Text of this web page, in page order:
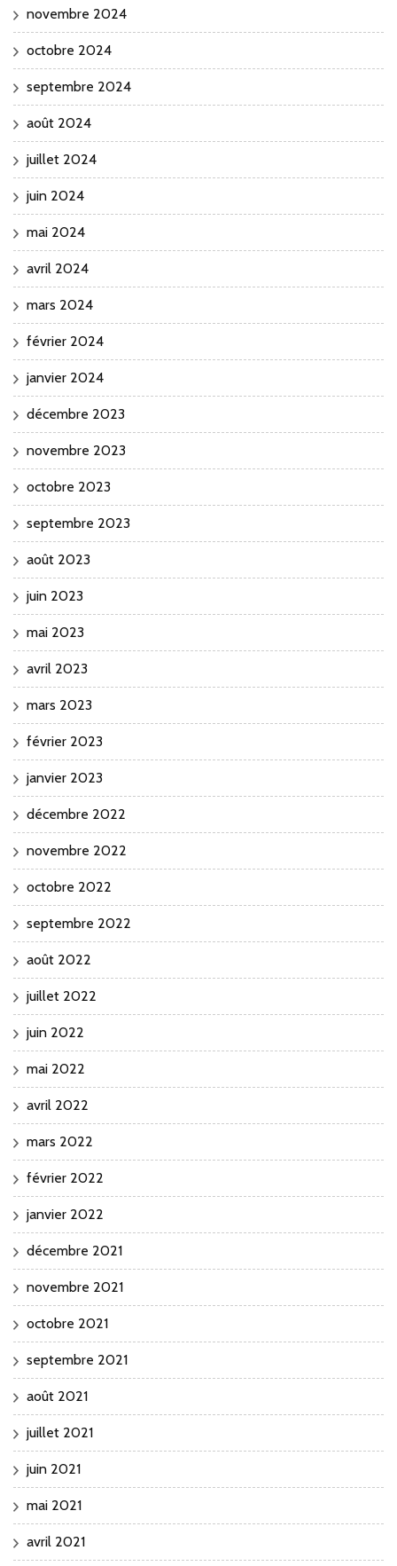
novembre 2024
octobre 2024
septembre 2024
août 2024
juillet 2024
juin 2024
mai 2024
avril 2024
mars 2024
février 2024
janvier 2024
décembre 2023
novembre 2023
octobre 2023
septembre 2023
août 2023
juin 2023
mai 2023
avril 2023
mars 2023
février 2023
janvier 2023
décembre 2022
novembre 2022
octobre 2022
septembre 2022
août 2022
juillet 2022
juin 2022
mai 2022
avril 2022
mars 2022
février 2022
janvier 2022
décembre 2021
novembre 2021
octobre 2021
septembre 2021
août 2021
juillet 2021
juin 2021
mai 2021
avril 2021